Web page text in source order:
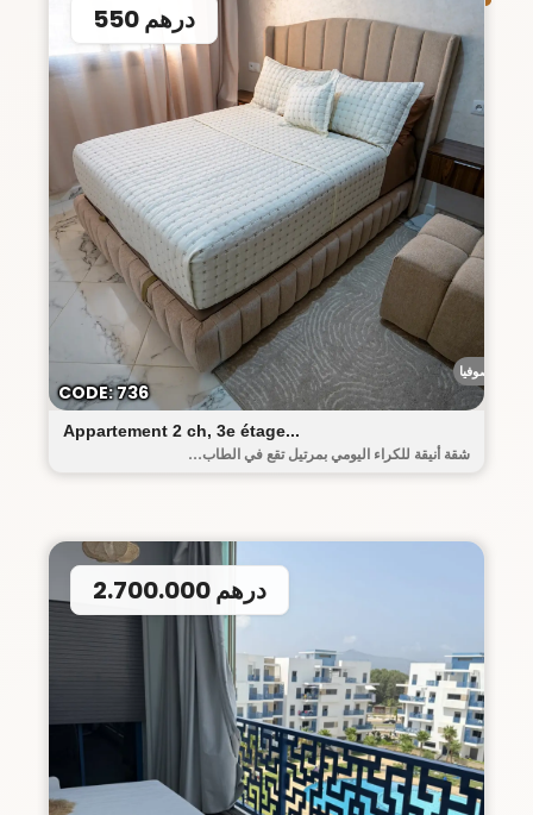
رياض صوفيا
Appartement 2 ch, 3e étage...
550 درهم
شقة أنيقة للكراء اليومي بمرتيل تقع في الطاب...
CODE: 736
2.700.000 درهم